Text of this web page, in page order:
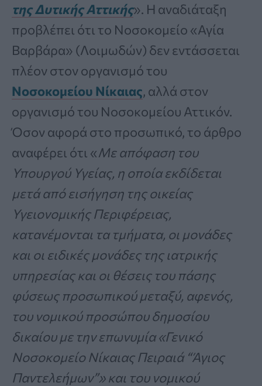
της Δυτικής Αττικής». Η αναδιάταξη
προβλέπει ότι το Νοσοκομείο «Αγία
Βαρβάρα» (Λοιμωδών) δεν εντάσσεται
πλέον στον οργανισμό του
Νοσοκομείου Νίκαιας, αλλά στον
οργανισμό του Νοσοκομείου Αττικόν.
Όσον αφορά στο προσωπικό, το άρθρο
αναφέρει ότι «Με απόφαση του
Υπουργού Υγείας, η οποία εκδίδεται
μετά από εισήγηση της οικείας
Υγειονομικής Περιφέρειας,
κατανέμονται τα τμήματα, οι μονάδες
και οι ειδικές μονάδες της ιατρικής
υπηρεσίας και οι θέσεις του πάσης
φύσεως προσωπικού μεταξύ, αφενός,
του νομικού προσώπου δημοσίου
δικαίου με την επωνυμία «Γενικό
Νοσοκομείο Νίκαιας Πειραιά “Άγιος
Παντελεήμων”» και του νομικού